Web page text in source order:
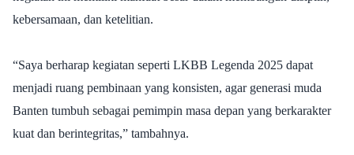
kebersamaan, dan ketelitian.
“Saya berharap kegiatan seperti LKBB Legenda 2025 dapat
menjadi ruang pembinaan yang konsisten, agar generasi muda
Banten tumbuh sebagai pemimpin masa depan yang berkarakter
kuat dan berintegritas,” tambahnya.